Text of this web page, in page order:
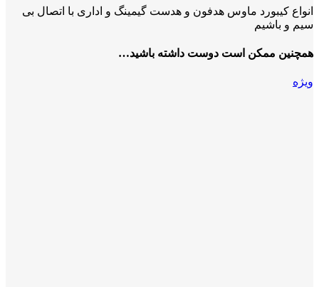
انواع کیبورد ماوس هدفون و هدست گیمینگ و اداری با اتصال بی
سیم و باشیم
همچنین ممکن است دوست داشته باشید…
ویژه